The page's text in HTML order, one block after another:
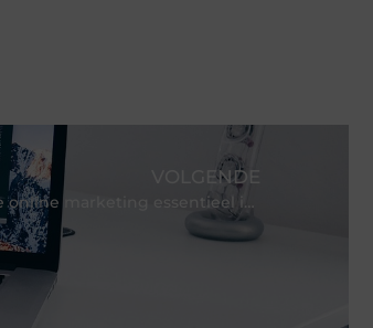
VOLGENDE
Waarom lokale online marketing essentieel is voor kleine bedrijven